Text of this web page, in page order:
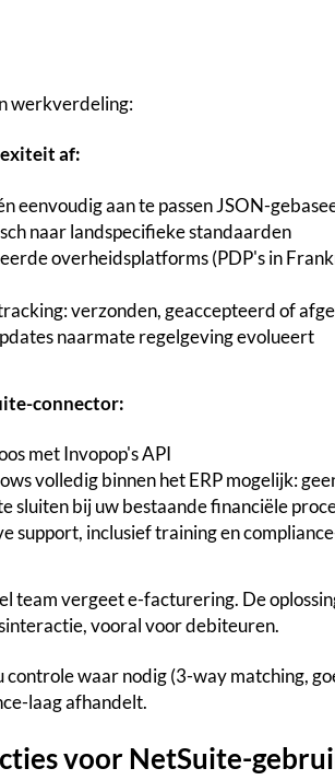
werkverdeling:
af:
eenvoudig aan te passen JSON-
naar landspecifieke standaarden
overheidsplatforms (PDP's in
verzonden, geaccepteerd of
naarmate regelgeving evolueert
connector:
met Invopop's API
volledig binnen het ERP mogelijk:
sluiten bij uw bestaande financiële
support, inclusief training en
team vergeet e-facturering. De
vooral voor debiteuren.
waar nodig (3-way matching,
laag afhandelt.
voor NetSuite-